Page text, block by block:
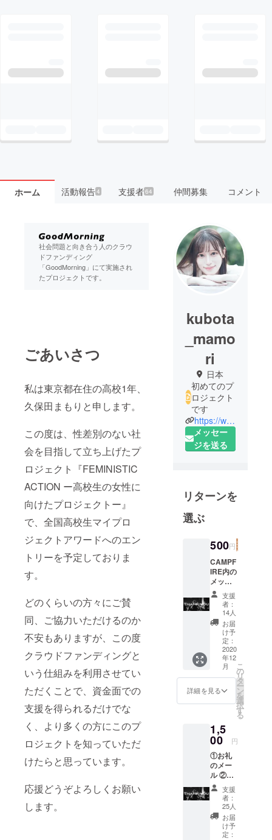
ホーム 活動報告4 支援者64 仲間募集 コメント
社会問題と向き合う人のクラウ
ドファンディング
「GoodMorning」にて実施され
たプロジェクトです。
ごあいさつ
私は東京都在住の高校1年、
久保田まもりと申します。
この度は、性差別のない社
会を目指して立ち上げたプ
ロジェクト『FEMINISTIC
ACTION ー高校生の女性に
向けたプロジェクトー』
で、全国高校生マイプロ
ジェクトアワードへのエン
トリーを予定しておりま
す。
どのくらいの方々にご賛
同、ご協力いただけるのか
不安もありますが、この度
クラウドファンディングと
いう仕組みを利用させてい
ただくことで、資金面での
支援を得られるだけでな
く、より多くの方にこのプ
ロジェクトを知っていただ
けたらと思っています。
応援どうぞよろしくお願い
します。
kubota
_mamo
ri
日本
初めてのプ
ロジェクト
です
https://www.instagram.com/mam0rij/
メッセー
ジを送る
リターンを
選ぶ
500円
CAMPF
IRE内の
メッ
セージ
にてお
支援
者：
14人
お届
け予
定：
2020
年12
月
詳細を見る
こ
の
リ
タ
ー
ン
を
選
択
す
る
1,5
00 円
①お礼
のメー
ル ②
メール
でのプ
ロジェ
クトの
ご報告
支援
者：
25人
お届
け予
定：